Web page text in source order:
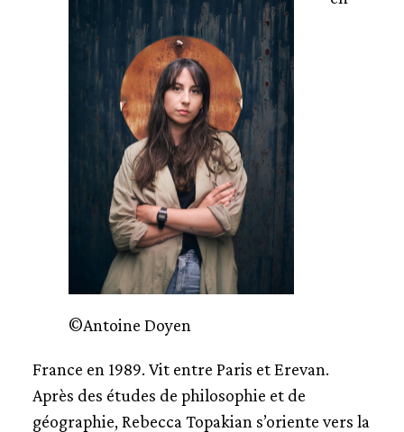
©Antoine Doyen
France en 1989. Vit entre Paris et Erevan.
Après des études de philosophie et de
géographie, Rebecca Topakian s’oriente vers la